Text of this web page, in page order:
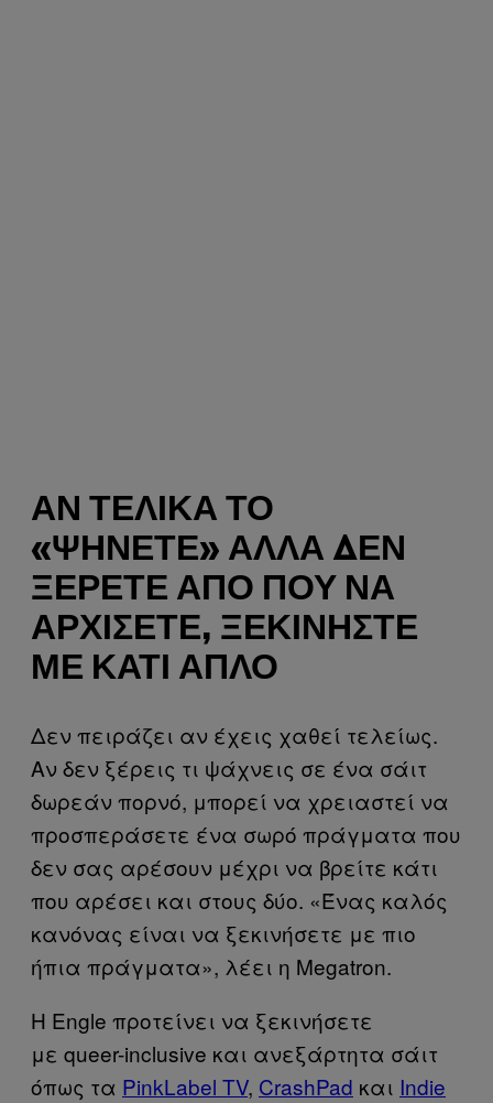
ΑΝ ΤΕΛΙΚΆ ΤΟ
«ΨΉΝΕΤΕ» ΑΛΛΆ ΔΕΝ
ΞΈΡΕΤΕ ΑΠΌ ΠΟΎ ΝΑ
ΑΡΧΊΣΕΤΕ, ΞΕΚΙΝΉΣΤΕ
ΜΕ ΚΆΤΙ ΑΠΛΌ
Δεν πειράζει αν έχεις χαθεί τελείως.
Αν δεν ξέρεις τι ψάχνεις σε ένα σάιτ
δωρεάν πορνό, μπορεί να χρειαστεί να
προσπεράσετε ένα σωρό πράγματα που
δεν σας αρέσουν μέχρι να βρείτε κάτι
που αρέσει και στους δύο. «Ένας καλός
κανόνας είναι να ξεκινήσετε με πιο
ήπια πράγματα», λέει η Megatron.
H Engle προτείνει να ξεκινήσετε
με queer-inclusive και ανεξάρτητα σάιτ
όπως τα PinkLabel TV, CrashPad και Indie